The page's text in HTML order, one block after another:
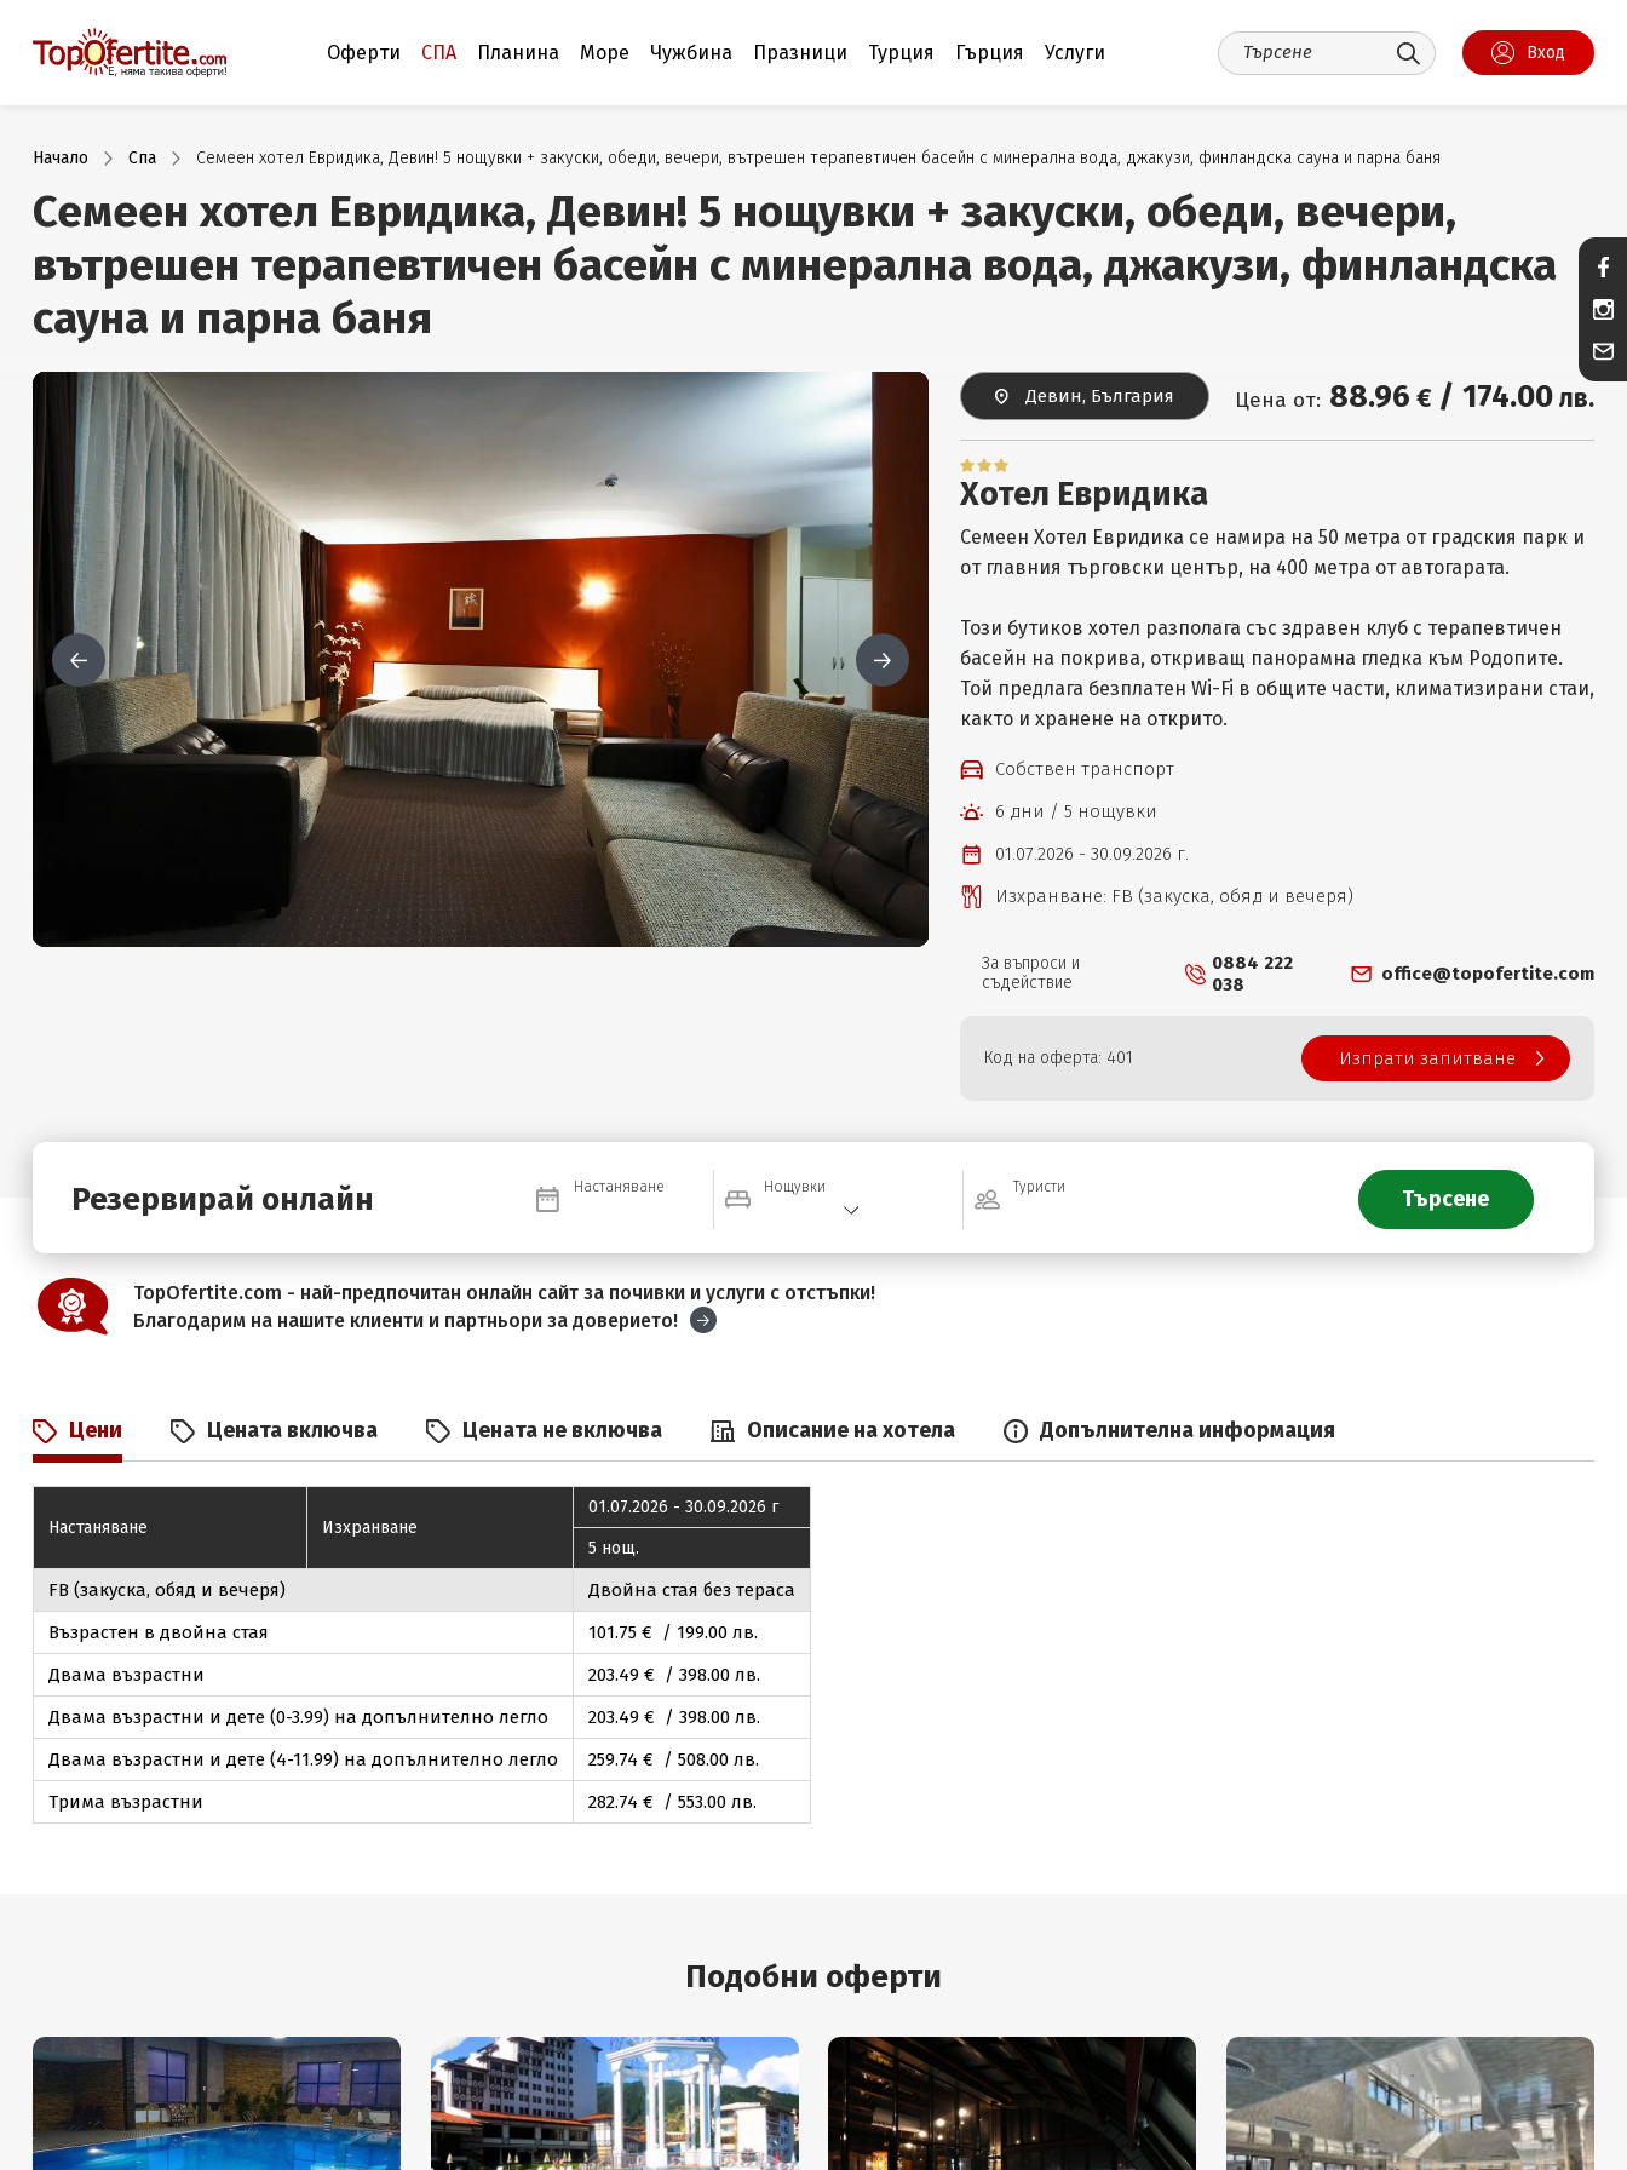
Оферти СПА Планина Море Чужбина Празници Турция Гърция Услуги Вход
Начало Спа Семеен хотел Евридика, Девин! 5 нощувки + закуски, обеди, вечери, вътрешен терапевтичен басейн с минерална вода, джакузи, финландска сауна и парна баня
Семеен хотел Евридика, Девин! 5 нощувки + закуски, обеди, вечери,
вътрешен терапевтичен басейн с минерална вода, джакузи, финландска
сауна и парна баня
Девин, България Цена от: 88.96 € / 174.00лв.
Хотел Евридика
Семеен Хотел Евридика се намира на 50 метра от градския парк и
от главния търговски център, на 400 метра от автогарата.
Този бутиков хотел разполага със здравен клуб с терапевтичен
басейн на покрива, откриващ панорамна гледка към Родопите.
Той предлага безплатен Wi-Fi в общите части, климатизирани стаи,
както и хранене на открито.
Собствен транспорт
6 дни / 5 нощувки
01.07.2026 - 30.09.2026 г.
Изхранване: FB (закуска, обяд и вечеря)
За въпроси и
съдействие
0884 222
038
office@topofertite.com
Код на оферта: 401 Изпрати запитване
Резервирай онлайн Настаняване Нощувки Туристи
TopOfertite.com - най-предпочитан онлайн сайт за почивки и услуги с отстъпки!
Благодарим на нашите клиенти и партньори за доверието!
Цени Цената включва Цената не включва Описание на хотела Допълнителна информация
Настаняване Изхранване
01.07.2026 - 30.09.2026 г
5 нощ.
FB (закуска, обяд и вечеря)
Двойна стая без тераса
Възрастен в двойна стая
101.75€ / 199.00лв.
Двама възрастни
203.49€ / 398.00лв.
Двама възрастни и дете (0-3.99) на допълнително легло
203.49€ / 398.00лв.
Двама възрастни и дете (4-11.99) на допълнително легло
259.74 € / 508.00лв.
Трима възрастни
282.74 € / 553.00лв.
Подобни оферти